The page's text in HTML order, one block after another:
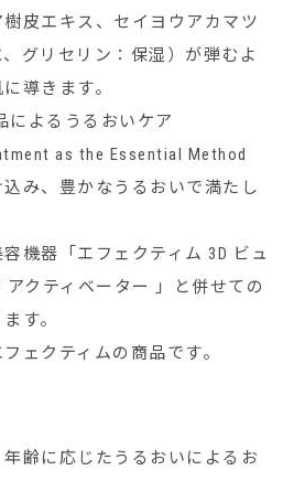
皮エキス、セイヨウアカマツ
グリセリン：保湿）が弾むよ
導きます。
によるうるおいケア
as the Essential Method
み、豊かなうるおいで満たし
機器「エフェクティム 3D ビュ
クティベーター 」と併せての
す。
ェクティムの商品です。
齢に応じたうるおいによるお